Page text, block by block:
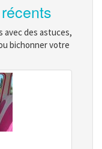
avec des astuces,
bichonner votre